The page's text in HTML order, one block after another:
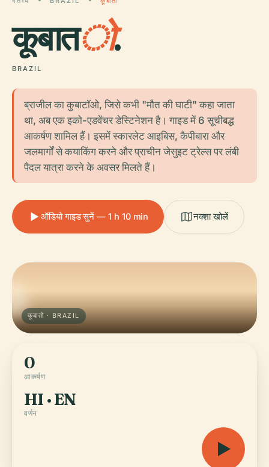
कूबातो.
BRAZIL
ब्राजील का कुबाटॉओ, जिसे कभी "मौत की घाटी" कहा जाता
था, अब एक इको-एडवेंचर डेस्टिनेशन है। गाइड में 6 सूचीबद्ध
आकर्षण शामिल हैं। इसमें स्कारलेट आइबिस, कैपीबारा और
जलमार्गों से कयाकिंग करने और प्राचीन जेसुइट ट्रेल्स पर लंबी
पैदल यात्रा करने के अवसर मिलते हैं।
ऑडियो गाइड सुनें — 1 h 10 min नक्शा खोलें
कूबातो · BRAZIL
0
आकर्षण
HI · EN
वर्णन